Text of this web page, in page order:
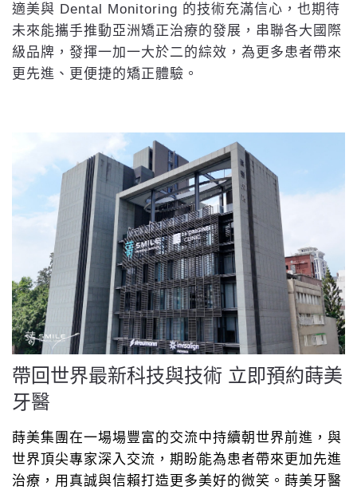
適美與 Dental Monitoring 的技術充滿信心，也期待
未來能攜手推動亞洲矯正治療的發展，串聯各大國際
級品牌，發揮一加一大於二的綜效，為更多患者帶來
更先進、更便捷的矯正體驗。
帶回世界最新科技與技術 立即預約蒔美
牙醫
蒔美集團在一場場豐富的交流中持續朝世界前進，與
世界頂尖專家深入交流，期盼能為患者帶來更加先進
治療，用真誠與信賴打造更多美好的微笑。蒔美牙醫